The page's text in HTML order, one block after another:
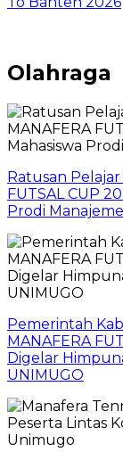
Olahraga
Ratusan
FUTSAL CUP
Prodi
Pemerintah
MANAFERA
Digelar
UNIMUGO